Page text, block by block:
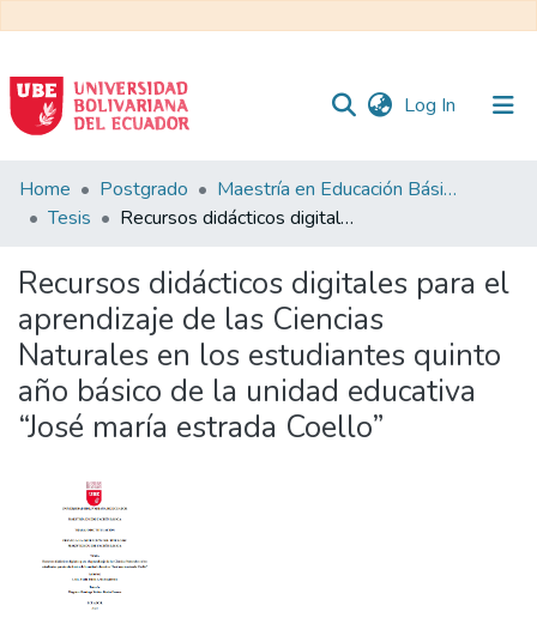
Log In (current)
Communities
&
All of DSpace
Statistics
Home Postgrado
Maestría en Educación Básica
Tesis
Recursos didácticos digitales para el aprendizaje de las Ciencias Naturales en los estudiantes quinto año básico de la unidad educativa “José maría estrada Coello”
Recursos didácticos digitales para el
aprendizaje de las Ciencias
Naturales en los estudiantes quinto
año básico de la unidad educativa
“José maría estrada Coello”